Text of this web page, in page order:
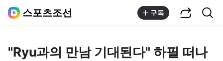
스포츠조선 구독
"Ryu과의 만남 기대된다" 하필 떠나